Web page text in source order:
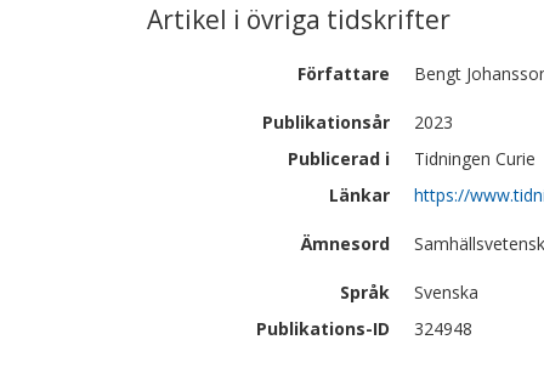
Artikel i övriga tidskrifter
Författare Bengt
Publikationsår
2023
Publicerad i
Tidningen Curie
Länkar
https://
Ämnesord
Språk
Svenska
Publikations-ID
324948